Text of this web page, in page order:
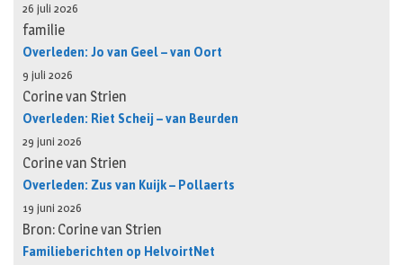
26 juli 2026
familie
Overleden: Jo van Geel – van Oort
9 juli 2026
Corine van Strien
Overleden: Riet Scheij – van Beurden
29 juni 2026
Corine van Strien
Overleden: Zus van Kuijk – Pollaerts
19 juni 2026
Bron: Corine van Strien
Familieberichten op HelvoirtNet